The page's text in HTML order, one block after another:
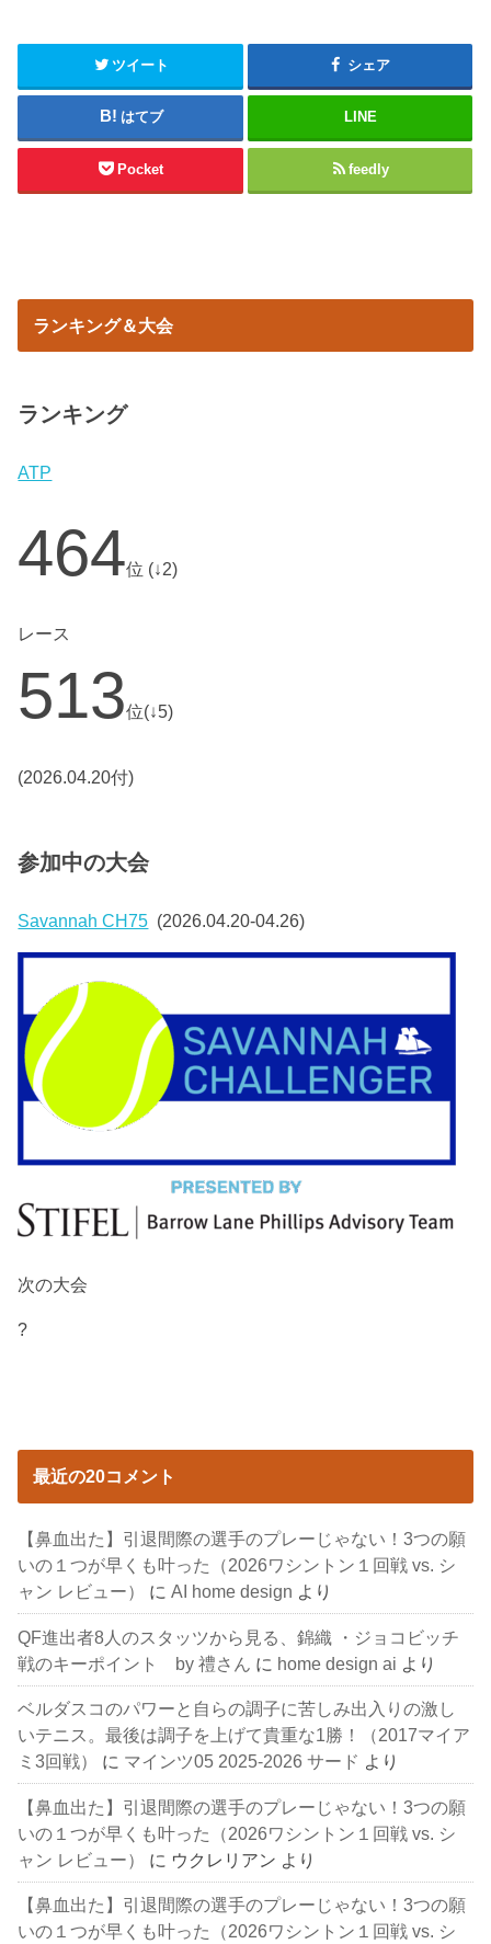
ツイート シェア
はてブ LINE
Pocket feedly
ランキング＆大会
ランキング
ATP
464位 (↓2)
レース
513位(↓5)
(2026.04.20付)
参加中の大会
Savannah CH75 (2026.04.20-04.26)
次の大会
?
最近の20コメント
【鼻血出た】引退間際の選手のプレーじゃない！3つの願
いの１つが早くも叶った（2026ワシントン１回戦 vs. シ
ャン レビュー）
にAI home design より
QF進出者8人のスタッツから見る、錦織 ・ジョコビッチ
戦のキーポイント by 禮さん に home design ai より
ベルダスコのパワーと自らの調子に苦しみ出入りの激し
いテニス。最後は調子を上げて貴重な1勝！（2017マイア
ミ3回戦）
に マインツ05 2025-2026 サード より
【鼻血出た】引退間際の選手のプレーじゃない！3つの願
いの１つが早くも叶った（2026ワシントン１回戦 vs. シ
ャン レビュー）
に ウクレリアン より
【鼻血出た】引退間際の選手のプレーじゃない！3つの願
いの１つが早くも叶った（2026ワシントン１回戦 vs. シ